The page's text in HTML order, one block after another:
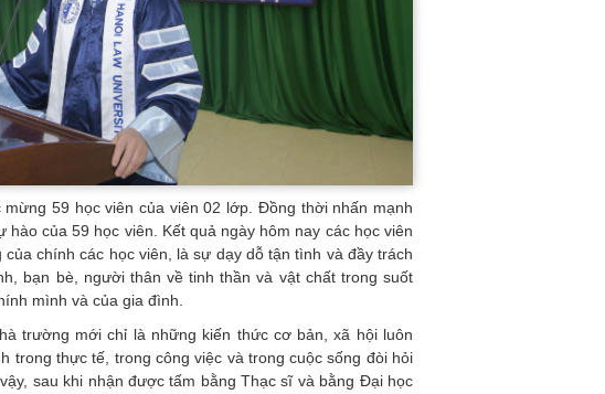
59 học viên của viên 02 lớp. Đồng thời nhấn mạnh
của 59 học viên. Kết quả ngày hôm nay các học viên
chính các học viên, là sự dạy dỗ tận tình và đầy trách
bạn bè, người thân về tinh thần và vật chất trong suốt
mình và của gia đình.
trường mới chỉ là những kiến thức cơ bản, xã hội luôn
trong thực tế, trong công việc và trong cuộc sống đòi hỏi
sau khi nhận được tấm bằng Thạc sĩ và bằng Đại học